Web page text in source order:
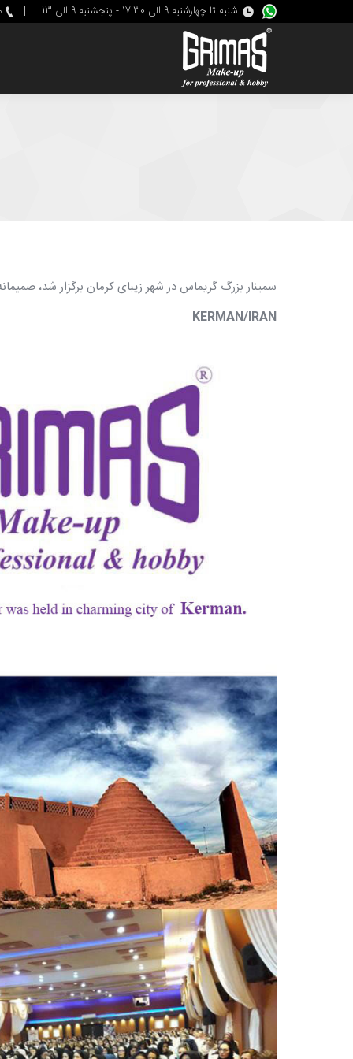
شنبه تا چهارشنبه 9 الی 17:30 - پنجشنبه 9 الی 13 |
سمینار بزرگ گریماس در شهر زیبای كرمان برگزار شد،
KERMAN/IRAN